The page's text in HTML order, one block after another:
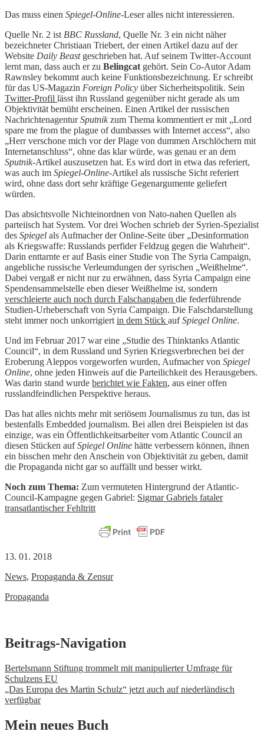
Das muss einen Spiegel-Online-Leser alles nicht interessieren.
Quelle Nr. 2 ist BBC Russland, Quelle Nr. 3 ein nicht näher
bezeichneter Christiaan Triebert, der einen Artikel dazu auf der
Website Daily Beastgeschrieben hat. Auf seinem Twitter-Account
lernt man, dass auch er zu Belingcat gehört. Sein Co-Autor Adam
Rawnsley bekommt auch keine Funktionsbezeichnung. Er schreibt
für das US-Magazin Foreign Policy über Sicherheitspolitik. Sein
Twitter-Profil lässt ihn Russland gegenüber nicht gerade als um
Objektivität bemüht erscheinen. Einen Artikel der russischen
NachrichtenagenturSputnikzum Thema kommentiert er mit „Lord
spare me from the plague of dumbasses with Internet access“, also
„Herr verschone mich vor der Plage von dummen Arschlöchern mit
Internetanschluss“, ohne das klar würde, was genau er an dem
Sputnik-Artikel auszusetzen hat. Es wird dort in etwa das referiert,
was auch im Spiegel-Online-Artikel als russische Sicht referiert
wird, ohne dass dort sehr kräftige Gegenargumente geliefert
würden.
Das absichtsvolle Nichteinordnen von Nato-nahen Quellen als
parteiisch hat System. Vor drei Wochen schrieb der Syrien-Spezialist
des Spiegel als Aufmacher der Online-Seite über „Desinformation
als Kriegswaffe: Russlands perfider Feldzug gegen die Wahrheit“.
Darin enttarnte er auf Basis einer Studie von The Syria Campaign,
angebliche russische Verleumdungen der syrischen „Weißhelme“.
Dabei vergaß er nicht nur zu erwähnen, dass Syria Campaign eine
Spendensammelstelle eben dieser Weißhelme ist, sondern
verschleierte auch noch durch Falschangaben die federführende
Studien-Urheberschaft von Syria Campaign. Die Falschdarstellung
steht immer noch unkorrigiert in dem Stück aufSpiegel Online.
Und im Februar 2017 war eine „Studie des Thinktanks Atlantic
Council“, in dem Russland und Syrien Kriegsverbrechen bei der
Eroberung Aleppos vorgeworfen wurden, Aufmacher von Spiegel
Online, ohne jeden Hinweis auf die Parteilichkeit des Herausgebers.
Was darin stand wurde berichtet wie Fakten, aus einer offen
russlandfeindlichen Perspektive heraus.
Das hat alles nichts mehr mit seriösem Journalismus zu tun, das ist
bestenfalls Embedded journalism. Bei allen drei Beispielen ist das
einzige, was ein Öffentlichkeitsarbeiter vom Atlantic Council an
diesen Stücken aufSpiegel Online hätte verbessern können, ihnen
ein bisschen mehr den Anschein von Objektivität zu geben, damit
die Propaganda nicht gar so auffällt und besser wirkt.
Noch zum Thema: Zum vermuteten Hintergrund der Atlantic-
Council-Kampagne gegen Gabriel: Sigmar Gabriels fataler
transatlantischer Fehltritt
13. 01. 2018
News, Propaganda & Zensur
Propaganda
Beitrags-Navigation
Bertelsmann Stiftung trommelt mit manipulierter Umfrage für
Schulzens EU
„Das Europa des Martin Schulz“ jetzt auch auf niederländisch
verfügbar
Mein neues Buch